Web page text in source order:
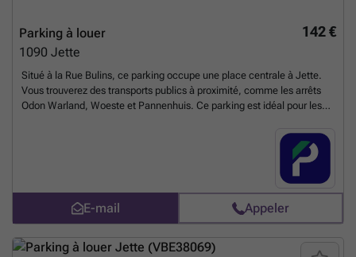
142 €
Parking à louer
1090 Jette
Situé à la Rue Bulins, ce parking occupe une place centrale à Jette.
Vous trouverez des transports publics à proximité, comme les arrêts
Odon Warland, Woeste et Pannenhuis. Ce parking est idéal pour les
en ligne et accédez-y avec votre téléphone ! Vous pouvez réserver
utm_source=ubiflow&utm_medium=referral&utm_campaign=parking
_listing&utm_content=beEn savoir plus ?
E-mail Appeler